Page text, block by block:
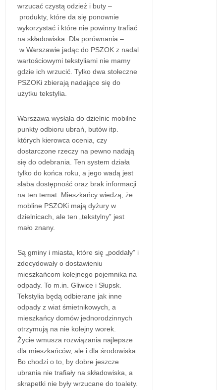
wrzucać czystą odzież i buty –
produkty, które da się ponownie
wykorzystać i które nie powinny trafiać
na składowiska. Dla porównania –
w Warszawie jadąc do PSZOK z nadal
wartościowymi tekstyliami nie mamy
gdzie ich wrzucić. Tylko dwa stołeczne
PSZOKi zbierają nadające się do
użytku tekstylia.
Warszawa wysłała do dzielnic mobilne
punkty odbioru ubrań, butów itp.
których kierowca ocenia, czy
dostarczone rzeczy na pewno nadają
się do odebrania. Ten system działa
tylko do końca roku, a jego wadą jest
słaba dostępność oraz brak informacji
na ten temat. Mieszkańcy wiedzą, że
mobline PSZOKi mają dyżury w
dzielnicach, ale ten „tekstylny” jest
mało znany.
Są gminy i miasta, które się „poddały” i
zdecydowały o dostawieniu
mieszkańcom kolejnego pojemnika na
odpady. To m.in. Gliwice i Słupsk.
Tekstylia będą odbierane jak inne
odpady z wiat śmietnikowych, a
mieszkańcy domów jednorodzinnych
otrzymują na nie kolejny worek.
Życie wmusza rozwiązania najlepsze
dla mieszkańców, ale i dla środowiska.
Bo chodzi o to, by dobre jeszcze
ubrania nie trafiały na składowiska, a
skrapetki nie były wrzucane do toalety.